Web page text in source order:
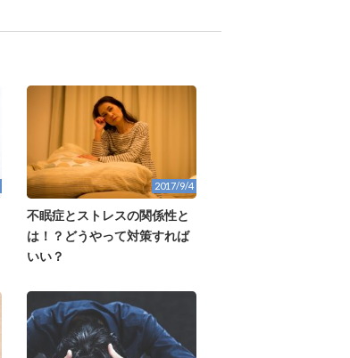
2017/9/4
不眠症とストレスの関係性と
は！？どうやって対策すれば
いい？